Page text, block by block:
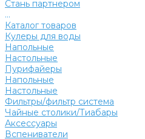
Стань партнером
...
Каталог товаров
Кулеры для воды
Напольные
Настольные
Пурифайеры
Напольные
Настольные
Фильтры/фильтр система
Чайные столики/Тиабары
Аксессуары
Вспениватели